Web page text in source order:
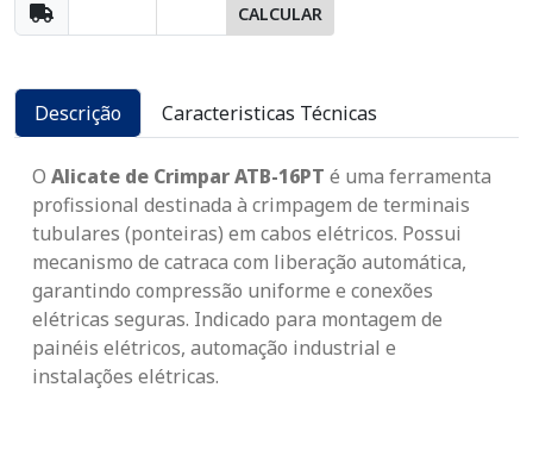
CALCULAR
Descrição Caracteristicas Técnicas
O Alicate de Crimpar ATB-16PT é uma ferramenta
profissional destinada à crimpagem de terminais
tubulares (ponteiras) em cabos elétricos. Possui
mecanismo de catraca com liberação automática,
garantindo compressão uniforme e conexões
elétricas seguras. Indicado para montagem de
painéis elétricos, automação industrial e
instalações elétricas.